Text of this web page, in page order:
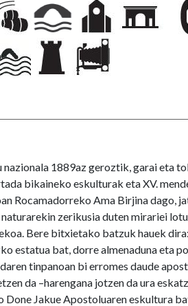
nazionala 1889az geroztik, garai eta
bikaineko eskulturak eta XV.
Rocamadorreko Ama Birjina dago,
zerikusia duten mirariei
Bere bitxietako batzuk hauek
estatua bat, dorre almenaduna eta
tinpanoan bi erromes daude
da –harengana jotzen da ura
Done Jakue Apostoluaren eskultura